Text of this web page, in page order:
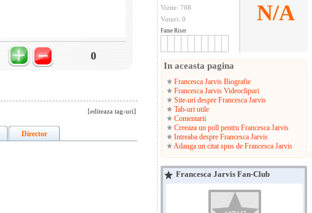
Vizite: 708
Voturi: 0
Fame Riser
N/A
In aceasta pagina
Francesca Jarvis Biografie
Francesca Jarvis Videoclipuri
Site-uri despre Francesca Jarvis
Tab-uri utile
Comentarii
Creeaza un poll pentru Francesca Jarvis
Intreaba despre Francesca Jarvis
Adauga un citat spus de Francesca Jarvis
Francesca Jarvis Fan-Club
0
[editeaza tag-uri]
Director